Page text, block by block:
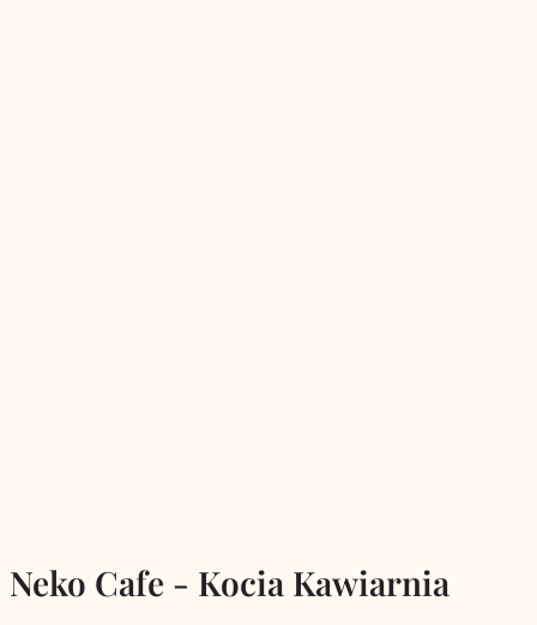
Neko Cafe - Kocia Kawiarnia